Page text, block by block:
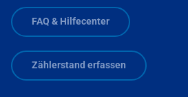
FAQ & Hilfecenter
Zählerstand erfassen